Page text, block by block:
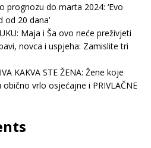
do marta 2024: ‘Evo
od 20 dana’
Maja i Ša ovo neće preživjeti
novca i uspjeha: Zamislite tri
KAKVA STE ŽENA: Žene koje
vrlo osjećajne i PRIVLAČNE